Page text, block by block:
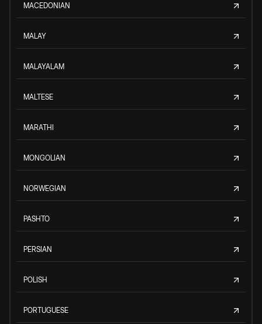
MACEDONIAN
MALAY
MALAYALAM
MALTESE
MARATHI
MONGOLIAN
NORWEGIAN
PASHTO
PERSIAN
POLISH
PORTUGUESE